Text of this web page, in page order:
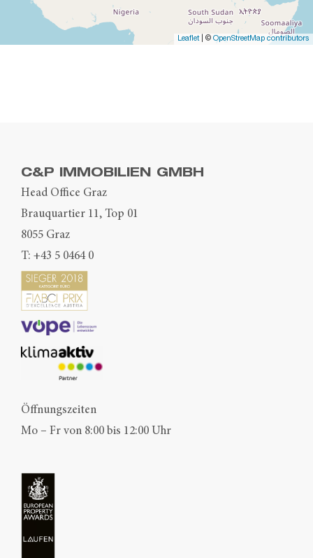
Leaflet| © OpenStreetMap contributors
C&P IMMOBILIEN GMBH
Head Office Graz
Brauquartier 11, Top 01
8055 Graz
T: +43 5 0464 0
Öffnungszeiten
Mo – Fr von 8:00 bis 12:00 Uhr